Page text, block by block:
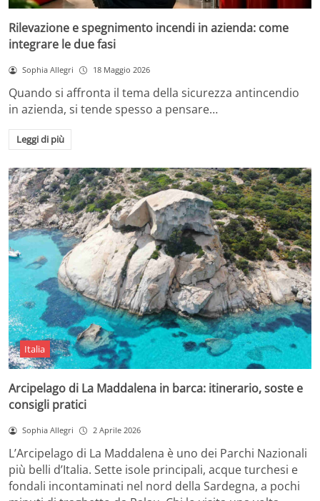
Rilevazione e spegnimento incendi in azienda: come
integrare le due fasi
Sophia Allegri 18 Maggio 2026
Quando si affronta il tema della sicurezza antincendio
in azienda, si tende spesso a pensare…
Leggi di più
Italia
Arcipelago di La Maddalena in barca: itinerario, soste e
consigli pratici
Sophia Allegri 2 Aprile 2026
L’Arcipelago di La Maddalena è uno dei Parchi Nazionali
più belli d’Italia. Sette isole principali, acque turchesi e
fondali incontaminati nel nord della Sardegna, a pochi